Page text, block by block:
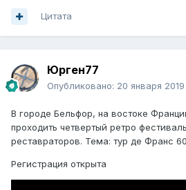
Цитата
Юрген77
Опубликовано: 20 января 2019
В городе Бельфор, на востоке
проходить четвертый ретро
реставраторов. Тема: тур де Франс
Регистрация открыта